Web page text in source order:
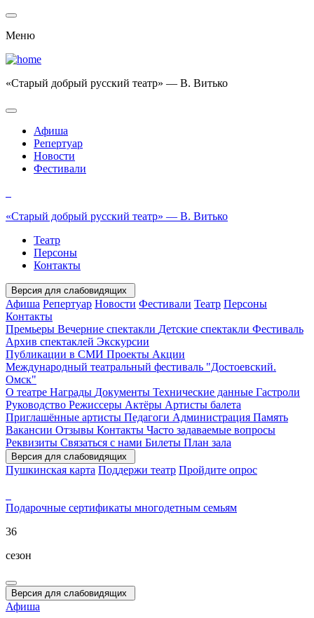
Меню
«Старый добрый русский театр» — В. Витько
Афиша
Репертуар
Новости
Фестивали
«Старый добрый русский театр» — В. Витько
Театр
Персоны
Контакты
Версия для слабовидящих
Афиша Репертуар Новости Фестивали Театр Персоны
Контакты
Премьеры Вечерние спектакли Детские спектакли Фестиваль
Архив спектаклей Экскурсии
Публикации в СМИ Проекты Акции
Международный театральный фестиваль "Достоевский.
Омск"
О театре Награды Документы Технические данные Гастроли
Руководство Режиссеры Актёры Артисты балета
Приглашённые артисты Педагоги Администрация Память
Вакансии Отзывы Контакты Часто задаваемые вопросы
Реквизиты Связаться с нами Билеты План зала
Версия для слабовидящих
Пушкинская карта Поддержи театр Пройдите опрос
Подарочные сертификаты многодетным семьям
36
сезон
Версия для слабовидящих
Афиша